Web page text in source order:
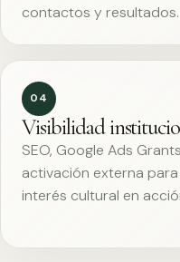
contactos y resultados.
04
Visibilidad
SEO, Google Ads
activación externa
interés cultural en